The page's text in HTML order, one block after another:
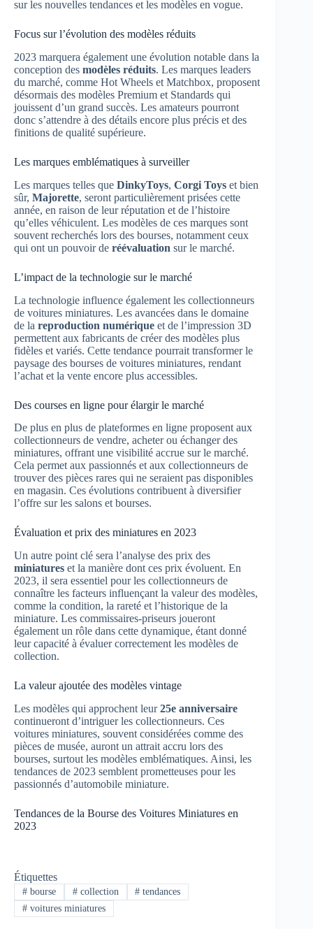
sur les nouvelles tendances et les modèles en vogue.
Focus sur l’évolution des modèles réduits
2023 marquera également une évolution notable dans la
conception des modèles réduits. Les marques leaders
du marché, comme Hot Wheels et Matchbox, proposent
désormais des modèles Premium et Standards qui
jouissent d’un grand succès. Les amateurs pourront
donc s’attendre à des détails encore plus précis et des
finitions de qualité supérieure.
Les marques emblématiques à surveiller
Les marques telles que DinkyToys, Corgi Toys et bien
sûr, Majorette, seront particulièrement prisées cette
année, en raison de leur réputation et de l’histoire
qu’elles véhiculent. Les modèles de ces marques sont
souvent recherchés lors des bourses, notamment ceux
qui ont un pouvoir de réévaluation sur le marché.
L’impact de la technologie sur le marché
La technologie influence également les collectionneurs
de voitures miniatures. Les avancées dans le domaine
de la reproduction numérique et de l’impression 3D
permettent aux fabricants de créer des modèles plus
fidèles et variés. Cette tendance pourrait transformer le
paysage des bourses de voitures miniatures, rendant
l’achat et la vente encore plus accessibles.
Des courses en ligne pour élargir le marché
De plus en plus de plateformes en ligne proposent aux
collectionneurs de vendre, acheter ou échanger des
miniatures, offrant une visibilité accrue sur le marché.
Cela permet aux passionnés et aux collectionneurs de
trouver des pièces rares qui ne seraient pas disponibles
en magasin. Ces évolutions contribuent à diversifier
l’offre sur les salons et bourses.
Évaluation et prix des miniatures en 2023
Un autre point clé sera l’analyse des prix des
miniatures et la manière dont ces prix évoluent. En
2023, il sera essentiel pour les collectionneurs de
connaître les facteurs influençant la valeur des modèles,
comme la condition, la rareté et l’historique de la
miniature. Les commissaires-priseurs joueront
également un rôle dans cette dynamique, étant donné
leur capacité à évaluer correctement les modèles de
collection.
La valeur ajoutée des modèles vintage
Les modèles qui approchent leur25e anniversaire
continueront d’intriguer les collectionneurs. Ces
voitures miniatures, souvent considérées comme des
pièces de musée, auront un attrait accru lors des
bourses, surtout les modèles emblématiques. Ainsi, les
tendances de 2023 semblent prometteuses pour les
passionnés d’automobile miniature.
Tendances de la Bourse des Voitures Miniatures en
2023
Étiquettes
#bourse #collection # tendances
#voitures miniatures